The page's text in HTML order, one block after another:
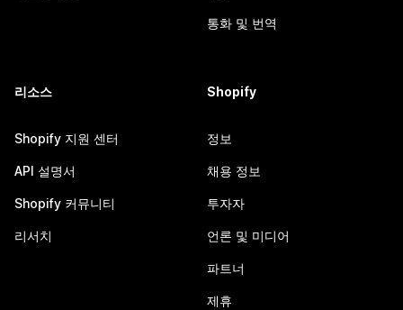
통화 및 번역
리소스
Shopify 지원 센터
API 설명서
Shopify 커뮤니티
리서치
Shopify
정보
채용 정보
투자자
언론 및 미디어
파트너
제휴